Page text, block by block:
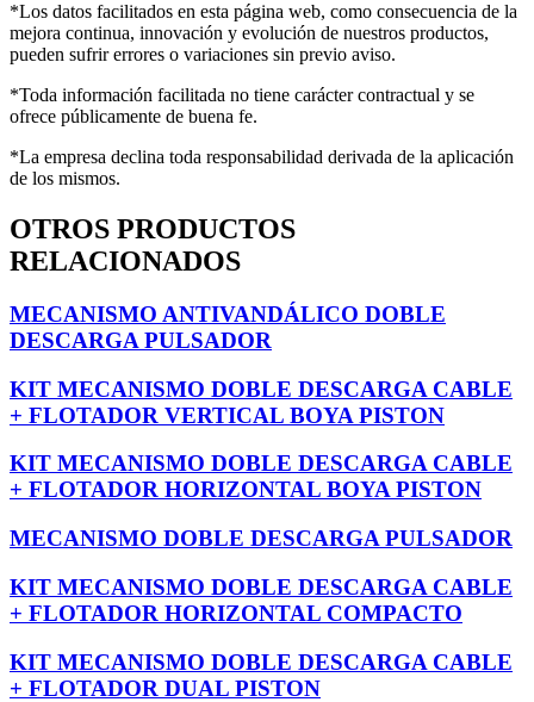
*Los datos facilitados en esta página web, como consecuencia de la
mejora continua, innovación y evolución de nuestros productos,
pueden sufrir errores o variaciones sin previo aviso.
*Toda información facilitada no tiene carácter contractual y se
ofrece públicamente de buena fe.
*La empresa declina toda responsabilidad derivada de la aplicación
de los mismos.
OTROS PRODUCTOS
RELACIONADOS
MECANISMO ANTIVANDÁLICO DOBLE
DESCARGA PULSADOR
KIT MECANISMO DOBLE DESCARGA CABLE
+ FLOTADOR VERTICAL BOYA PISTON
KIT MECANISMO DOBLE DESCARGA CABLE
+ FLOTADOR HORIZONTAL BOYA PISTON
MECANISMO DOBLE DESCARGA PULSADOR
KIT MECANISMO DOBLE DESCARGA CABLE
+ FLOTADOR HORIZONTAL COMPACTO
KIT MECANISMO DOBLE DESCARGA CABLE
+ FLOTADOR DUAL PISTON